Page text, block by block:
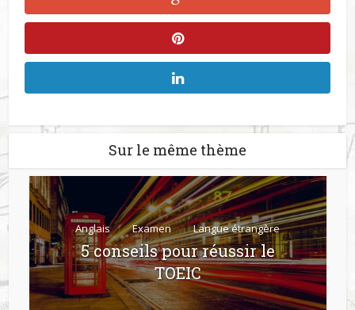
Sur le même thème
Anglais Examen Langue étrangère
5 conseils pour réussir le
TOEIC